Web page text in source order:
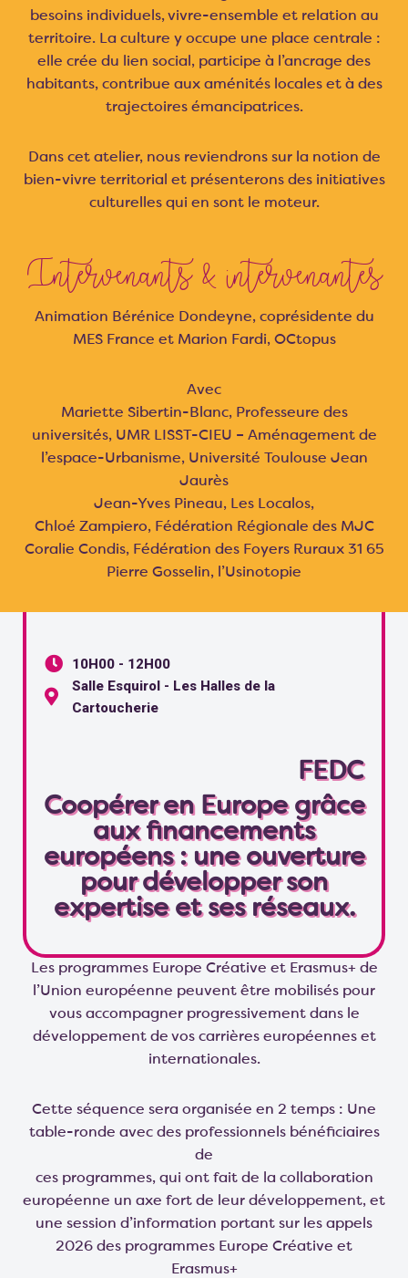
besoins individuels, vivre-ensemble et relation au
territoire. La culture y occupe une place centrale :
elle crée du lien social, participe à l’ancrage des
habitants, contribue aux aménités locales et à des
trajectoires émancipatrices.
Dans cet atelier, nous reviendrons sur la notion de
bien-vivre territorial et présenterons des initiatives
culturelles qui en sont le moteur.
Intervenants & intervenantes
Animation Bérénice Dondeyne, coprésidente du
MES France et Marion Fardi, OCtopus
Avec
Mariette Sibertin-Blanc, Professeure des
universités, UMR LISST-CIEU – Aménagement de
l’espace-Urbanisme, Université Toulouse Jean
Jaurès
Jean-Yves Pineau, Les Localos,
Chloé Zampiero, Fédération Régionale des MJC
Coralie Condis, Fédération des Foyers Ruraux 31 65
Pierre Gosselin, l’Usinotopie
10H00 - 12H00
Salle Esquirol - Les Halles de la
Cartoucherie
FEDC
Coopérer en Europe grâce
aux financements
européens : une ouverture
pour développer son
expertise et ses réseaux.
Les programmes Europe Créative et Erasmus+ de
l’Union européenne peuvent être mobilisés pour
vous accompagner progressivement dans le
développement de vos carrières européennes et
internationales.
Cette séquence sera organisée en 2 temps : Une
table-ronde avec des professionnels bénéficiaires
de
ces programmes, qui ont fait de la collaboration
européenne un axe fort de leur développement, et
une session d’information portant sur les appels
2026 des programmes Europe Créative et
Erasmus+